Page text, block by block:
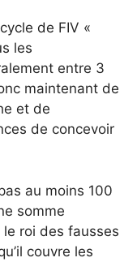
de FIV «
les
entre 3
maintenant de
et de
de concevoir
au moins 100
somme
roi des fausses
couvre les